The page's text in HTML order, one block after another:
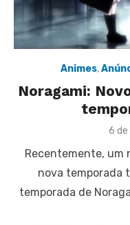
Animes,
Noragami:
6
Recentemente, um
nova temporada
temporada de